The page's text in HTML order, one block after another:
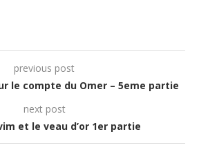
previous post
le compte du Omer – 5eme partie
next post
et le veau d’or 1er partie